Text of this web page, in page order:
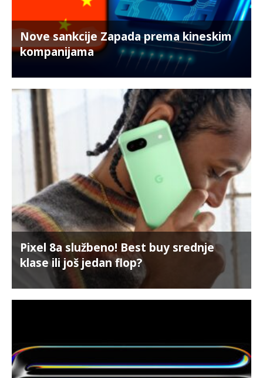
Nove sankcije Zapada prema kineskim
kompanijama
Pixel 8a službeno! Best buy srednje
klase ili još jedan flop?